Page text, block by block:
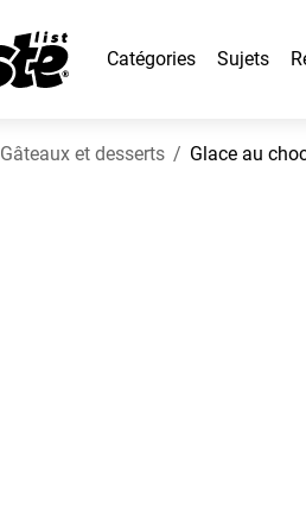
Catégories Sujets
Gâteaux et desserts Glace au